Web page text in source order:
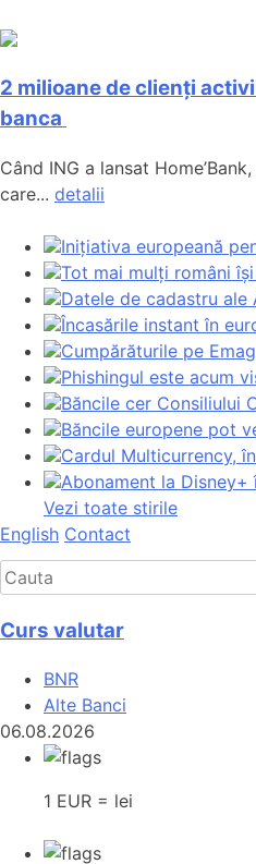
2 milioane de clienți
banca
Când ING a lansat
care... detalii
Inițiativa europeană
Tot mai mulți români
Datele de cadastru ale
Încasările instant în
Cumpărăturile pe
Phishingul este acum
Băncile cer Consiliului
Băncile europene pot
Cardul Multicurrency,
Abonament la
Vezi toate stirile
English Contact
Curs valutar
BNR
Alte Banci
06.08.2026
1 EUR = lei